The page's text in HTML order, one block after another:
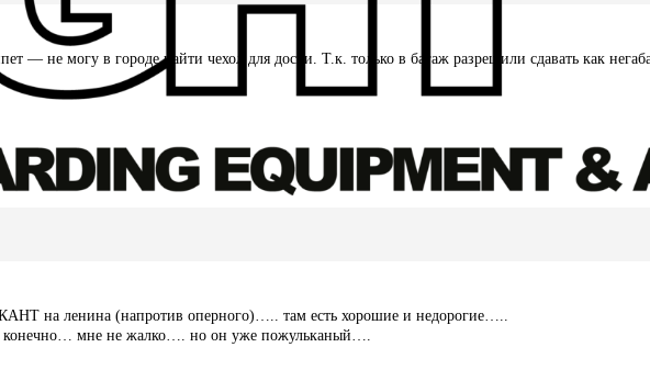
— не могу в городе найти чехол для доски. Т.к. только в багаж разрешили сдавать как
на ленина (напротив оперного)….. там есть хорошие и недорогие…..
конечно… мне не жалко…. но он уже пожульканый….